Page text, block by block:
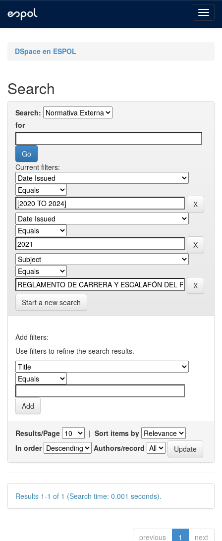
navigationDSpace en ESPOL
Search
Search:
for
Current filters:
Start a new search
Add filters:
Use filters to refine the search results.
Results/Page | Sort items by
In order
Authors/record
Results 1-1 of 1 (Search time: 0.001 seconds).
previous 1 next